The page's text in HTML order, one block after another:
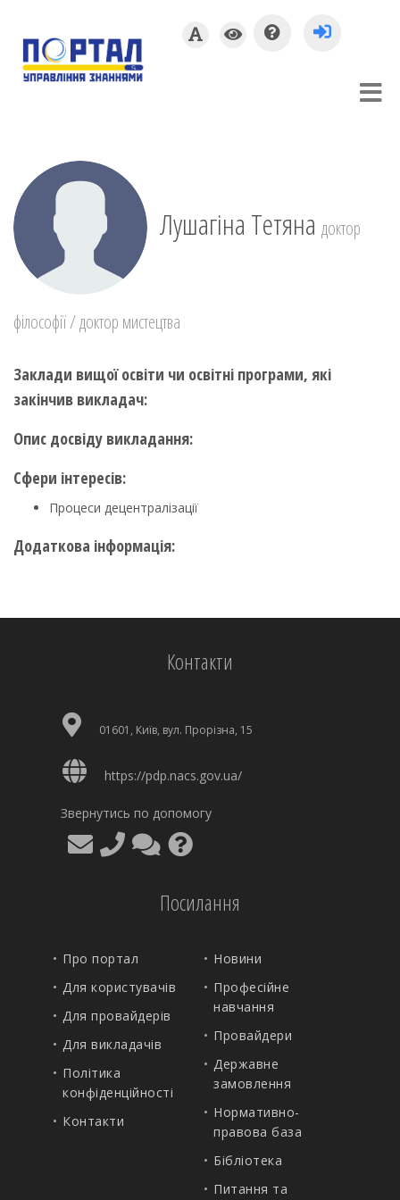
Лушагіна Тетяна доктор
філософії / доктор мистецтва
Заклади вищої освіти чи освітні програми, які
закінчив викладач:
Опис досвіду викладання:
Сфери інтересів:
Процеси децентралізації
Додаткова інформація:
Контакти
01601, Київ, вул. Прорізна, 15
https://pdp.nacs.gov.ua/
Звернутись по допомогу
Посилання
Про портал
Для користувачів
Для провайдерів
Для викладачів
Політика
конфіденційності
Контакти
Новини
Професійне
навчання
Провайдери
Державне
замовлення
Нормативно-
правова база
Бібліотека
Питання та